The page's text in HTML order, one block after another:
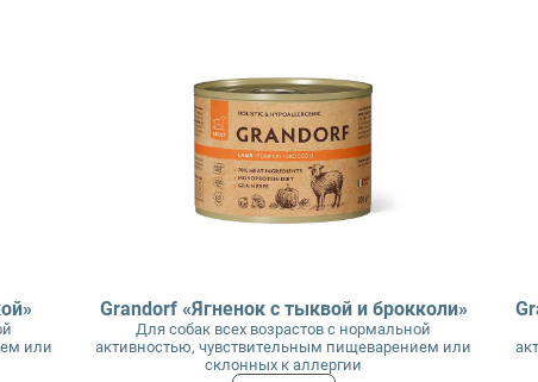
или
Grandorf «Ягненок с тыквой и брокколи»
Для собак всех возрастов с нормальной
активностью, чувствительным пищеварением или
склонных к аллергии